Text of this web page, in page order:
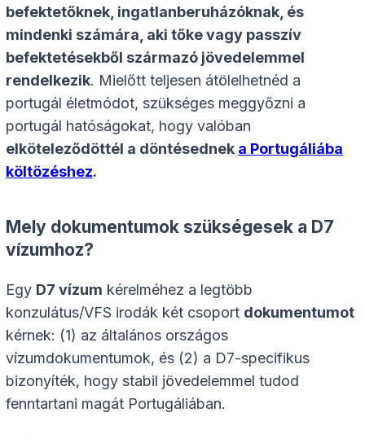
befektetőknek, ingatlanberuházóknak, és
mindenki számára, aki tőke vagy passzív
befektetésekből származó jövedelemmel
rendelkezik. Mielőtt teljesen átölelhetnéd a
portugál életmódot, szükséges meggyőzni a
portugál hatóságokat, hogy valóban
elköteleződöttél a döntésednek a Portugáliába
költözéshez.
Mely dokumentumok szükségesek a D7
vízumhoz?
Egy D7 vízum kérelméhez a legtöbb
konzulátus/VFS irodák két csoport dokumentumot
kérnek: (1) az általános országos
vízumdokumentumok, és (2) a D7-specifikus
bizonyíték, hogy stabil jövedelemmel tudod
fenntartani magát Portugáliában.